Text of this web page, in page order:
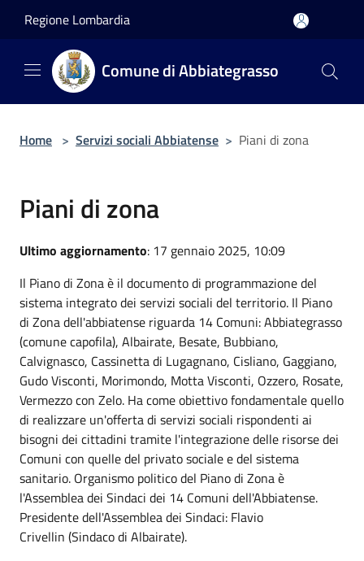
Regione Lombardia
Comune di Abbiategrasso
Home > Servizi sociali Abbiatense > Piani di zona
Piani di zona
Ultimo aggiornamento: 17 gennaio 2025, 10:09
Il Piano di Zona è il documento di programmazione del
sistema integrato dei servizi sociali del territorio. Il Piano
di Zona dell'abbiatense riguarda 14 Comuni: Abbiategrasso
(comune capofila), Albairate, Besate, Bubbiano,
Calvignasco, Cassinetta di Lugagnano, Cisliano, Gaggiano,
Gudo Visconti, Morimondo, Motta Visconti, Ozzero, Rosate,
Vermezzo con Zelo. Ha come obiettivo fondamentale quello
di realizzare un'offerta di servizi sociali rispondenti ai
bisogni dei cittadini tramite l'integrazione delle risorse dei
Comuni con quelle del privato sociale e del sistema
sanitario. Organismo politico del Piano di Zona è
l'Assemblea dei Sindaci dei 14 Comuni dell'Abbiatense.
Presidente dell'Assemblea dei Sindaci: Flavio
Crivellin (Sindaco di Albairate).